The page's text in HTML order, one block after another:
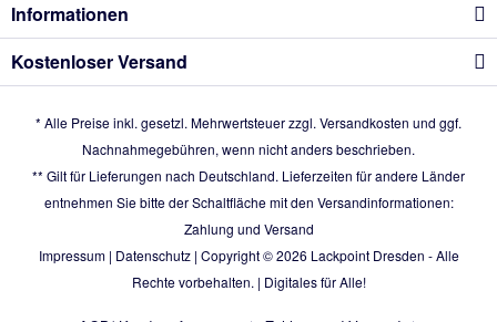
Informationen
Kostenloser Versand
* Alle Preise inkl. gesetzl. Mehrwertsteuer zzgl. Versandkosten und ggf.
Nachnahmegebühren, wenn nicht anders beschrieben.
** Gilt für Lieferungen nach Deutschland. Lieferzeiten für andere Länder
entnehmen Sie bitte der Schaltfläche mit den Versandinformationen:
Zahlung und Versand
Impressum| Datenschutz| Copyright © 2026 Lackpoint Dresden - Alle
Rechte vorbehalten. | Digitales für Alle!